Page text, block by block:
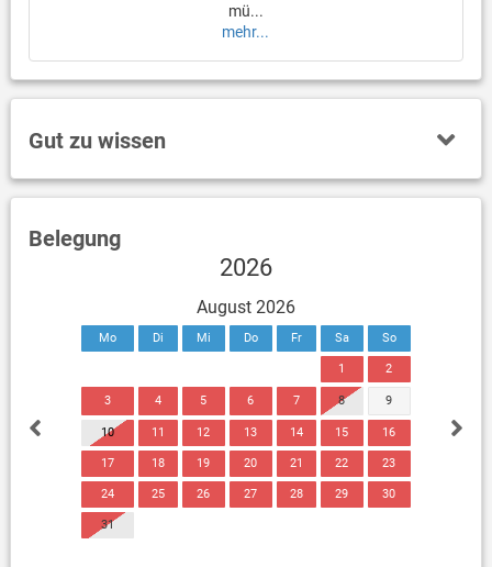
mü...
mehr...
Gut zu wissen
Belegung
2026
August 2026
Mo Di Mi Do Fr Sa So
1 2
3 4 5 6 7 8 9
10 11 12 13 14 15 16
17 18 19 20 21 22 23
24 25 26 27 28 29 30
31